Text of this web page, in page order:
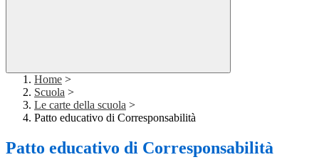
Home >
Scuola >
Le carte della scuola >
Patto educativo di Corresponsabilità
Patto educativo di Corresponsabilità